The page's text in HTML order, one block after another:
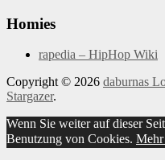
Homies
rapedia – HipHop Wiki
Copyright © 2026 daburnas
Stargazer.
Wenn Sie weiter auf dieser
Benutzung von Cookies.